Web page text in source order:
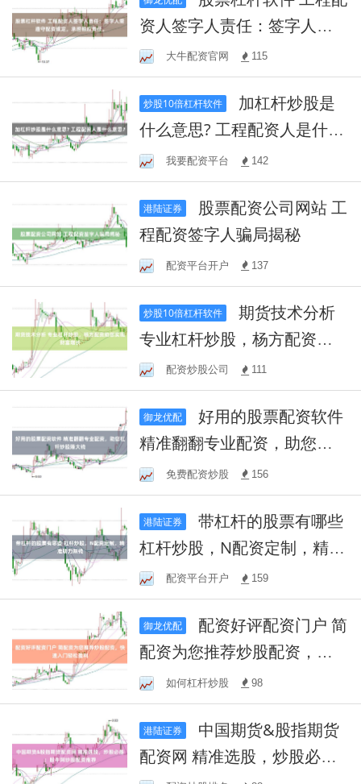
资人签字人责任：签字人需
遵守配资规定，承担相应责
任。
大牛配资官网 115
炒股10倍杠杆软件
什么意思? 工程配资人是什么
意思？我要配资平台 142
港陆证券
程配资签字人骗局揭秘
配资平台开户 137
炒股10倍杠杆软件
期货技术分析
专业杠杆炒股，杨方配资助
您实现财富增长
配资炒股公司 111
御龙优配
好用的股票配资软件
精准翻翻专业配资，助您杠
杆炒股赚大钱
免费配资炒股 156
港陆证券
带杠杆的股票有哪些
杠杆炒股，N配资定制，精准
助力赚钱
配资平台开户 159
御龙优配
配资为您推荐炒股配资，快
速入门轻松盈利
如何杠杆炒股 98
港陆证券
配资网 精准选股，炒股必